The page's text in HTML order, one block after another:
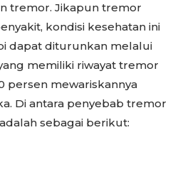
tremor. Jikapun tremor
kondisi kesehatan ini
dapat diturunkan melalui
memiliki riwayat tremor
persen mewariskannya
Di antara penyebab tremor
sebagai berikut: